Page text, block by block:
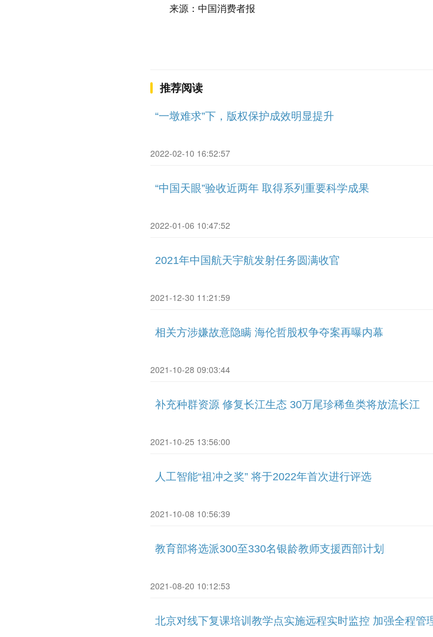
来源：中国消费者报
推荐阅读
“一墩难求”下，版权保护成效明显提升
2022-02-10 16:52:57
“中国天眼”验收近两年 取得系列重要科学成果
2022-01-06 10:47:52
2021年中国航天宇航发射任务圆满收官
2021-12-30 11:21:59
相关方涉嫌故意隐瞒 海伦哲股权争夺案再曝内幕
2021-10-28 09:03:44
补充种群资源 修复长江生态 30万尾珍稀鱼类将放流长江
2021-10-25 13:56:00
人工智能“祖冲之奖” 将于2022年首次进行评选
2021-10-08 10:56:39
教育部将选派300至330名银龄教师支援西部计划
2021-08-20 10:12:53
北京对线下复课培训教学点实施远程实时监控 加强全程管